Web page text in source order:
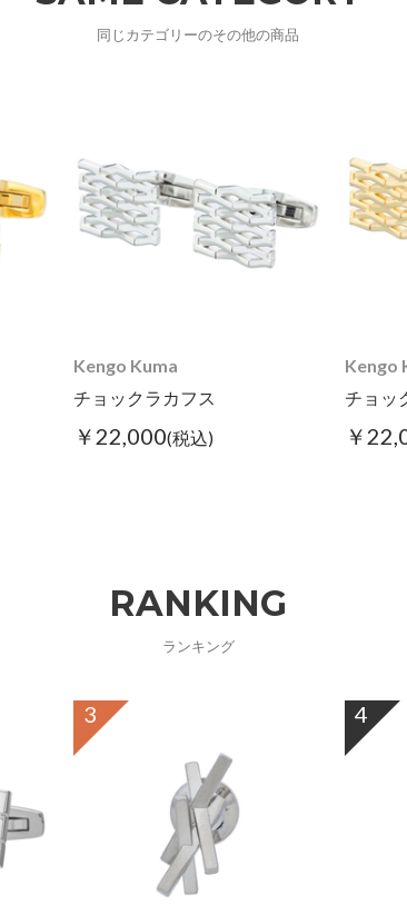
同じカテゴリーのその他の商品
Kengo Kuma
チョックラカフス
￥22,000(税込)
Kengo
チョッ
￥
RANKING
ランキング
3 4